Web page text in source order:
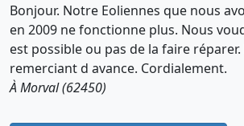
Bonjour. Notre Eoliennes que nous
en 2009 ne fonctionne plus. Nous
est possible ou pas de la faire
remerciant d avance. Cordialement.
À Morval (62450)